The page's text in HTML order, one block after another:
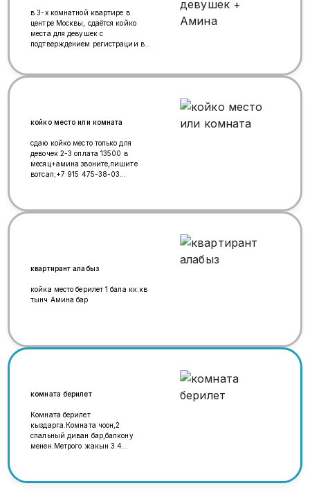
в 3-х комнатной квартире в
центре Москвы, сдаётся койко
места для девушек с
подтверждением регистрации в
койко место или комната
сдаю койко место только для
девочек 2-3 оплата 13500 в
месяц+амина звоните,пишите
вотсап;+7 915 475-38-03
квартирант алабыз
койка место берилет 1 бала кк.кв
тынч Амина бар
комната берилет
Комната берилет
кыздарга.Комната чоон,2
спальный диван бар,балкону
менен.Метрого жакын 3.4